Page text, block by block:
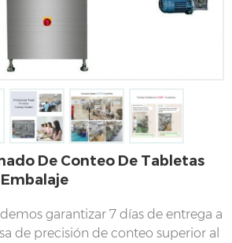
De Conteo De Tabletas
Embalaje
garantizar 7 días de entrega a
de precisión de conteo superior al